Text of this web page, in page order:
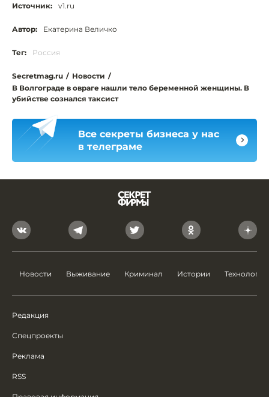
Источник: v1.ru
Автор: Екатерина Величко
Тег: Россия
Secretmag.ru / Новости /
В Волгограде в овраге нашли тело беременной женщины. В
убийстве сознался таксист
Все секреты бизнеса у нас
в телеграме
Новости Выживание Криминал Истории Технологии
Редакция
Спецпроекты
Реклама
RSS